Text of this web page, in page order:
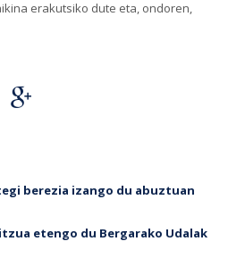
erakutsiko dute eta, ondoren,
berezia izango du abuztuan
etengo du Bergarako Udalak